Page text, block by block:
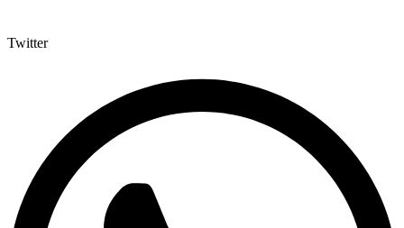
Twitter